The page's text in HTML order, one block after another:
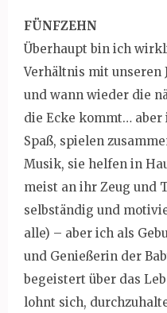
FÜNFZEHN
Überhaupt bin ich
Verhältnis mit unseren
und wann wieder die
die Ecke kommt…
Spaß, spielen
Musik, sie helfen in
meist an ihr Zeug und
selbständig und
alle) – aber ich als
und Genießerin der
begeistert über das
lohnt sich,